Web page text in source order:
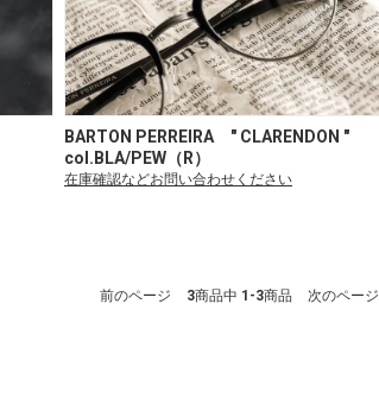
BARTON PERREIRA " CLARENDON "
col.BLA/PEW（R）
在庫確認などお問い合わせください
前のページ 3商品中 1-3商品 次のページ